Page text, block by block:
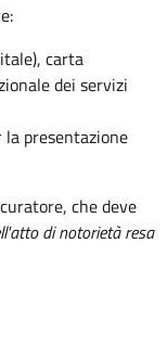
carta
dei servizi
presentazione
che deve
di notorietà resa